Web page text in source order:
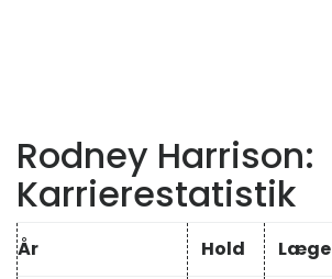
Rodney Harrison:
Karrierestatistik
År Hold Læge